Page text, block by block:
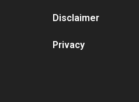
Disclaimer
Privacy